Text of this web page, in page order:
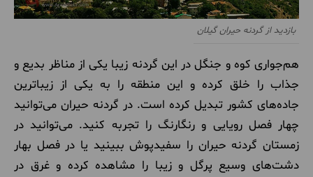
بازدید از گردنه حیران گیلان
هم‌جواری کوه و جنگل در این گردنه زیبا یکی از مناظر بدیع و
جذاب را خلق کرده و این منطقه را به یکی از زیباترین
جاده‌های کشور تبدیل کرده است. در گردنه حیران می‌توانید
چهار فصل رویایی و رنگارنگ را تجربه کنید. می‌توانید در
زمستان گردنه حیران را سفیدپوش ببینید یا در فصل بهار
دشت‌های وسیع پرگل و زیبا را مشاهده کرده و غرق در